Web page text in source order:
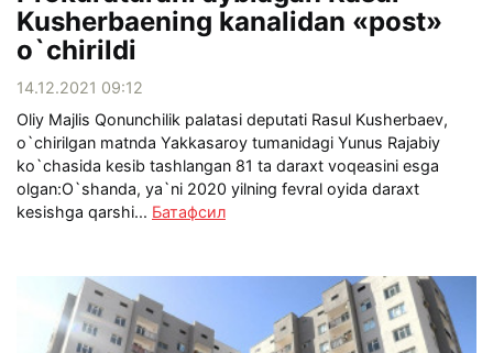
Kusherbaening kanalidan «post»
o`chirildi
14.12.2021 09:12
Oliy Majlis Qonunchilik palatasi deputati Rasul Kusherbaev,
o`chirilgan matnda Yakkasaroy tumanidagi Yunus Rajabiy
ko`chasida kesib tashlangan 81 ta daraxt voqeasini esga
olgan:O`shanda, ya`ni 2020 yilning fevral oyida daraxt
kesishga qarshi... Батафсил